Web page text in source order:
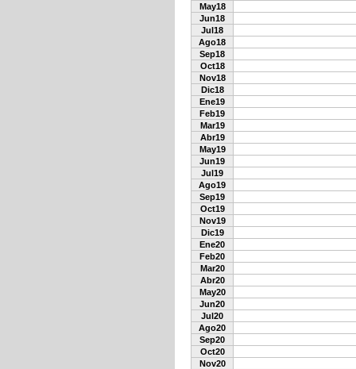
May18
Jun18
Jul18
Ago18
Sep18
Oct18
Nov18
Dic18
Ene19
Feb19
Mar19
Abr19
May19
Jun19
Jul19
Ago19
Sep19
Oct19
Nov19
Dic19
Ene20
Feb20
Mar20
Abr20
May20
Jun20
Jul20
Ago20
Sep20
Oct20
Nov20